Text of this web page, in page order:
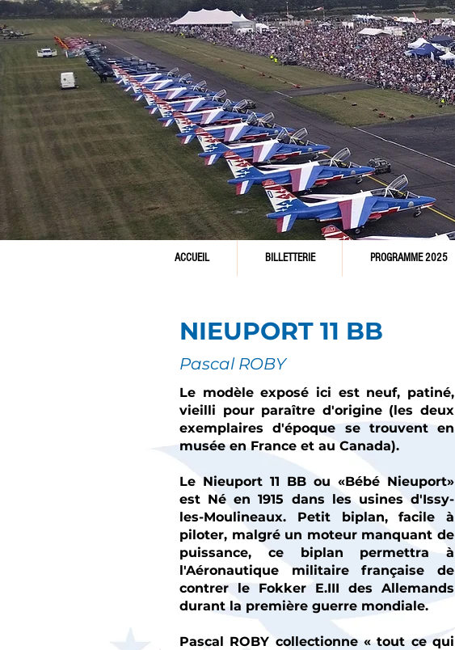
NIEUPORT 11 BB
Pascal ROBY
Le modèle exposé ici est neuf, patiné,
vieilli pour paraître d'origine (les deux
exemplaires d'époque se trouvent en
musée en France et au Canada).
Le Nieuport 11 BB ou «Bébé Nieuport»
est Né en 1915 dans les usines d'Issy-
les-Moulineaux. Petit biplan, facile à
piloter, malgré un moteur manquant de
puissance, ce biplan permettra à
l'Aéronautique militaire française de
contrer le Fokker E.III des Allemands
durant la première guerre mondiale.
Pascal ROBY collectionne « tout ce qui
ACCUEIL BILLETTERIE PROGRAMME 2025